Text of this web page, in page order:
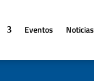
Eventos Noticias